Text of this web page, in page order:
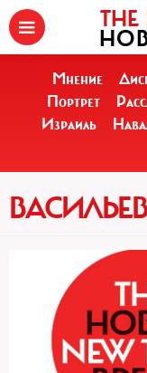
Мнение
Портрет
Израиль